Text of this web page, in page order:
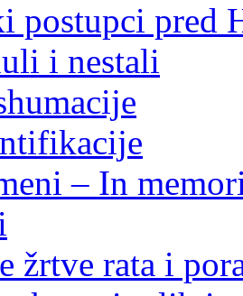
postupci pred
i nestali
– In
žrtve rata i